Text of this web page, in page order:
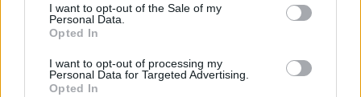
I want to opt-out of the Sale of my
Personal Data.
Opted In
I want to opt-out of processing my
Personal Data for Targeted Advertising.
Opted In